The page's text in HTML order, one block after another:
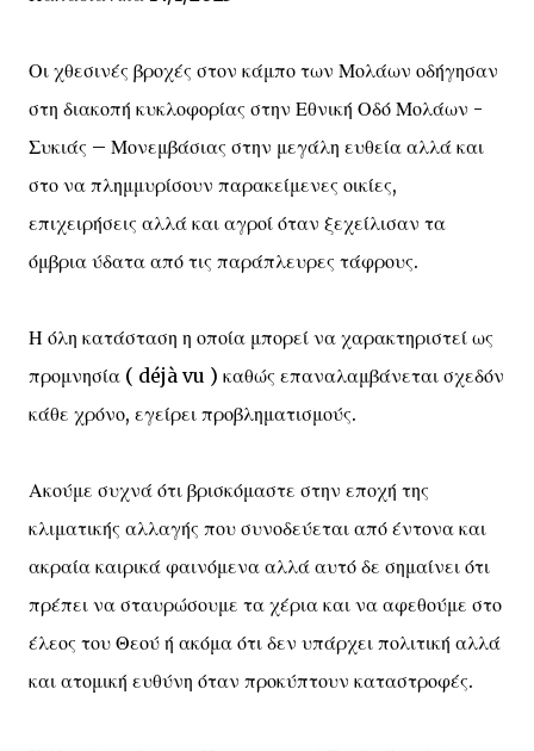
Οι χθεσινές βροχές στον κάμπο των Μολάων οδήγησαν
στη διακοπή κυκλοφορίας στην Εθνική Οδό Μολάων -
Συκιάς – Μονεμβάσιας στην μεγάλη ευθεία αλλά και
στο να πλημμυρίσουν παρακείμενες οικίες,
επιχειρήσεις αλλά και αγροί όταν ξεχείλισαν τα
όμβρια ύδατα από τις παράπλευρες τάφρους.
Η όλη κατάσταση η οποία μπορεί να χαρακτηριστεί ως
προμνησία ( déjà vu ) καθώς επαναλαμβάνεται σχεδόν
κάθε χρόνο, εγείρει προβληματισμούς.
Ακούμε συχνά ότι βρισκόμαστε στην εποχή της
κλιματικής αλλαγής που συνοδεύεται από έντονα και
ακραία καιρικά φαινόμενα αλλά αυτό δε σημαίνει ότι
πρέπει να σταυρώσουμε τα χέρια και να αφεθούμε στο
έλεος του Θεού ή ακόμα ότι δεν υπάρχει πολιτική αλλά
και ατομική ευθύνη όταν προκύπτουν καταστροφές.